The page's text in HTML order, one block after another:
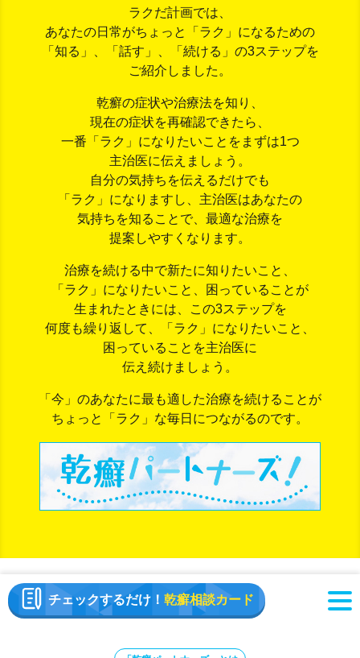
ラクだ計画では、
あなたの日常がちょっと「ラク」になるための
「知る」、「話す」、「続ける」の3ステップを
ご紹介しました。
乾癬の症状や治療法を知り、
現在の症状を再確認できたら、
一番「ラク」になりたいことをまずは1つ
主治医に伝えましょう。
自分の気持ちを伝えるだけでも
「ラク」になりますし、 主治医はあなたの
気持ちを知ることで、 最適な治療を
提案しやすくなります。
治療を続ける中で新たに知りたいこと、
「ラク」になりたいこと、
困っていることが
生まれたときには、
この3ステップを
何度も繰り返して、「ラク」になりたいこと、
困っていることを主治医に
伝え続けましょう。
「今」のあなたに最も適した治療を続けることが
ちょっと「ラク」な毎日につながるのです。
チェックするだけ！ 乾癬相談カード